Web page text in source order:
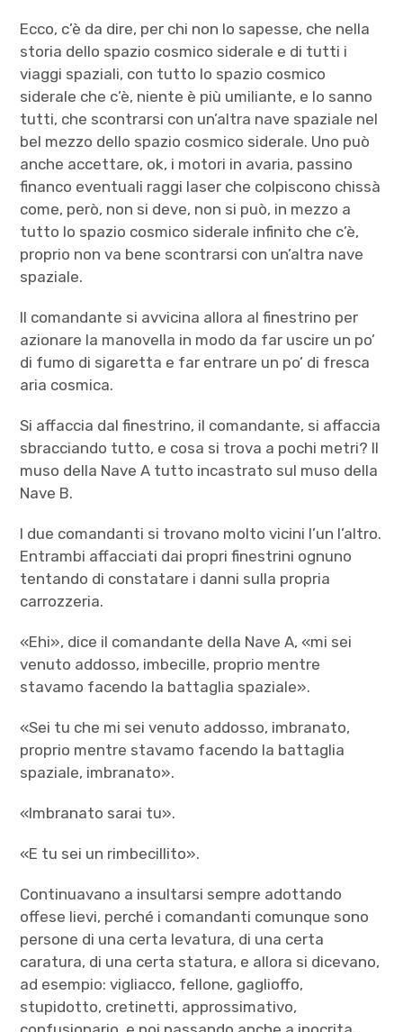
Ecco, c’è da dire, per chi non lo sapesse, che nella
storia dello spazio cosmico siderale e di tutti i
viaggi spaziali, con tutto lo spazio cosmico
siderale che c’è, niente è più umiliante, e lo sanno
tutti, che scontrarsi con un’altra nave spaziale nel
bel mezzo dello spazio cosmico siderale. Uno può
anche accettare, ok, i motori in avaria, passino
financo eventuali raggi laser che colpiscono chissà
come, però, non si deve, non si può, in mezzo a
tutto lo spazio cosmico siderale infinito che c’è,
proprio non va bene scontrarsi con un’altra nave
spaziale.
Il comandante si avvicina allora al finestrino per
azionare la manovella in modo da far uscire un po’
di fumo di sigaretta e far entrare un po’ di fresca
aria cosmica.
Si affaccia dal finestrino, il comandante, si affaccia
sbracciando tutto, e cosa si trova a pochi metri? Il
muso della Nave A tutto incastrato sul muso della
Nave B.
I due comandanti si trovano molto vicini l’un l’altro.
Entrambi affacciati dai propri finestrini ognuno
tentando di constatare i danni sulla propria
carrozzeria.
«Ehi», dice il comandante della Nave A, «mi sei
venuto addosso, imbecille, proprio mentre
stavamo facendo la battaglia spaziale».
«Sei tu che mi sei venuto addosso, imbranato,
proprio mentre stavamo facendo la battaglia
spaziale, imbranato».
«Imbranato sarai tu».
«E tu sei un rimbecillito».
Continuavano a insultarsi sempre adottando
offese lievi, perché i comandanti comunque sono
persone di una certa levatura, di una certa
caratura, di una certa statura, e allora si dicevano,
ad esempio: vigliacco, fellone, gaglioffo,
stupidotto, cretinetti, approssimativo,